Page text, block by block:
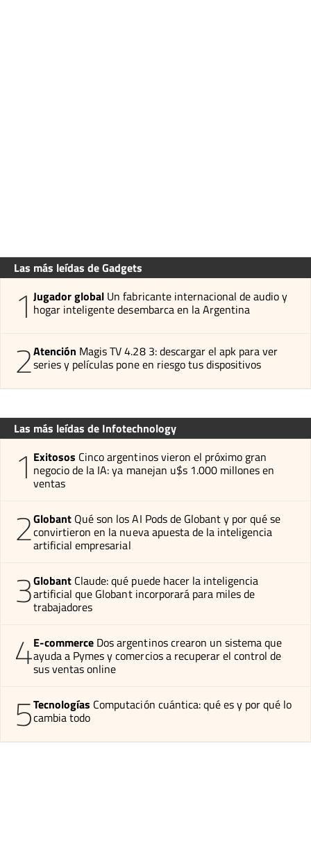
Las más leídas de Gadgets
1 Jugador global Un fabricante internacional de audio y
hogar inteligente desembarca en la Argentina
2Atención Magis TV 4.28 3: descargar el apk para ver
series y películas pone en riesgo tus dispositivos
Las más leídas de Infotechnology
1 Exitosos Cinco argentinos vieron el próximo gran
negocio de la IA: ya manejan u$s 1.000 millones en
ventas
2Globant Qué son los AI Pods de Globant y por qué se
convirtieron en la nueva apuesta de la inteligencia
artificial empresarial
3Globant Claude: qué puede hacer la inteligencia
artificial que Globant incorporará para miles de
trabajadores
4E-commerce Dos argentinos crearon un sistema que
ayuda a Pymes y comercios a recuperar el control de
sus ventas online
5Tecnologías Computación cuántica: qué es y por qué lo
cambia todo